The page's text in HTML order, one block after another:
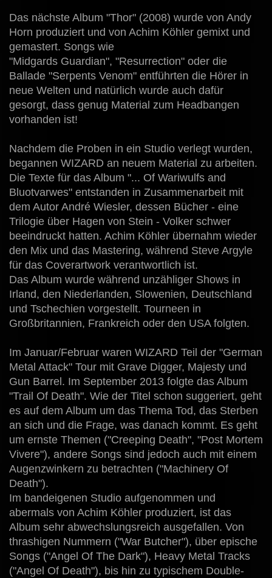
Das nächste Album "Thor" (2008) wurde von Andy
Horn produziert und von Achim Köhler gemixt und
gemastert. Songs wie
"Midgards Guardian", "Resurrection" oder die
Ballade "Serpents Venom" entführten die Hörer in
neue Welten und natürlich wurde auch dafür
gesorgt, dass genug Material zum Headbangen
vorhanden ist!
Nachdem die Proben in ein Studio verlegt wurden,
begannen WIZARD an neuem Material zu arbeiten.
Die Texte für das Album "... Of Wariwulfs and
Bluotvarwes" entstanden in Zusammenarbeit mit
dem Autor André Wiesler, dessen Bücher - eine
Trilogie über Hagen von Stein - Volker schwer
beeindruckt hatten. Achim Köhler übernahm wieder
den Mix und das Mastering, während Steve Argyle
für das Coverartwork verantwortlich ist.
Das Album wurde während unzähliger Shows in
Irland, den Niederlanden, Slowenien, Deutschland
und Tschechien vorgestellt. Tourneen in
Großbritannien, Frankreich oder den USA folgten.
Im Januar/Februar waren WIZARD Teil der "German
Metal Attack" Tour mit Grave Digger, Majesty und
Gun Barrel. Im September 2013 folgte das Album
"Trail Of Death". Wie der Titel schon suggeriert, geht
es auf dem Album um das Thema Tod, das Sterben
an sich und die Frage, was danach kommt. Es geht
um ernste Themen ("Creeping Death", "Post Mortem
Vivere"), andere Songs sind jedoch auch mit einem
Augenzwinkern zu betrachten ("Machinery Of
Death").
Im bandeigenen Studio aufgenommen und
abermals von Achim Köhler produziert, ist das
Album sehr abwechslungsreich ausgefallen. Von
thrashigen Nummern ("War Butcher"), über epische
Songs ("Angel Of The Dark"), Heavy Metal Tracks
("Angel Of Death"), bis hin zu typischem Double-